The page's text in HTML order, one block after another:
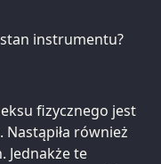
instrumentu?
fizycznego jest
również
Jednakże te